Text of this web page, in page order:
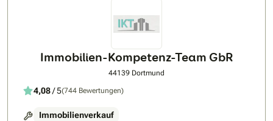
Immobilien-Kompetenz-Team GbR
44139 Dortmund
4,08/ 5(744 Bewertungen)
Immobilienverkauf